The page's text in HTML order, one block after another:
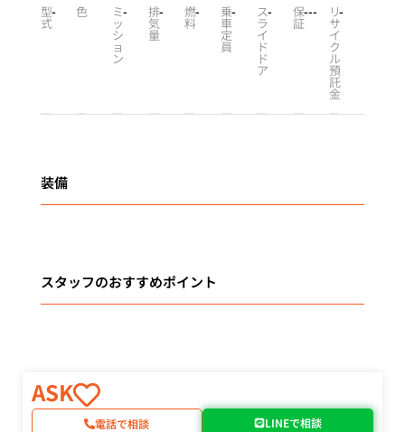
型
式
- 色 ミ
ッ
シ
ョ
ン
- 排
気
量
- 燃
料
- 乗
車
定
員
- ス
ラ
イ
ド
ド
ア
- 保
証
--- リ
サ
イ
ク
ル
預
託
金
-
装備
スタッフのおすすめポイント
ASK
電話で相談 LINEで相談